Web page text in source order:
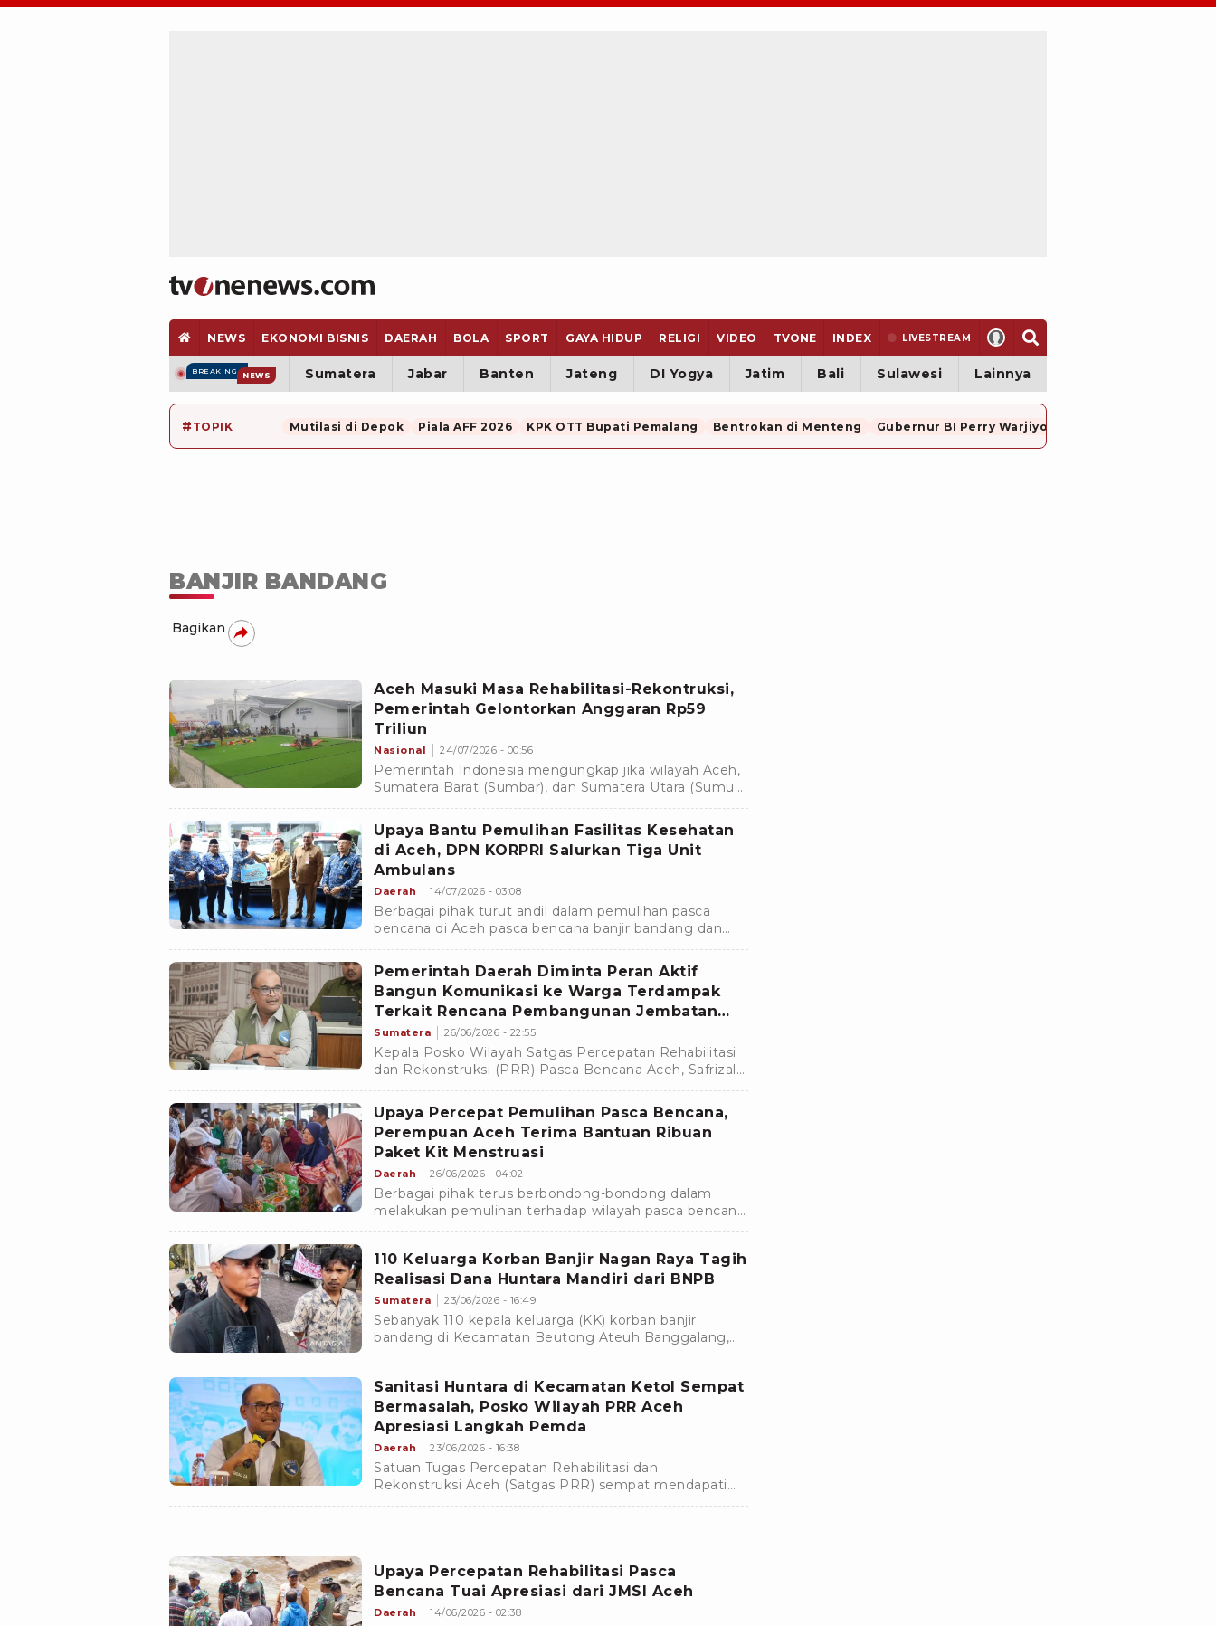
NEWS EKONOMI BISNIS DAERAH BOLA SPORT GAYA HIDUP RELIGI VIDEO TVONE INDEX LIVESTREAM
BREAKING NEWS Sumatera Jabar Banten Jateng DI Yogya Jatim Bali Sulawesi Lainnya
# TOPIK Mutilasi di Depok Piala AFF 2026 KPK OTT Bupati Pemalang Bentrokan di Menteng Gubernur BI Perry Warjiyo Mundur
BANJIR BANDANG
Bagikan
Aceh Masuki Masa Rehabilitasi-Rekontruksi,
Pemerintah Gelontorkan Anggaran Rp59
Triliun
Nasional 24/07/2026 - 00:56
Pemerintah Indonesia mengungkap jika wilayah Aceh,
Sumatera Barat (Sumbar), dan Sumatera Utara (Sumut)
akan memasuki masa masa rehabilitasi-rekonstruksi
atau post disaster pasca diterjang bencana banjir
bandang dan tanah longsor 2025 silam.
Upaya Bantu Pemulihan Fasilitas Kesehatan
di Aceh, DPN KORPRI Salurkan Tiga Unit
Ambulans
Daerah 14/07/2026 - 03:08
Berbagai pihak turut andil dalam pemulihan pasca
bencana di Aceh pasca bencana banjir bandang dan
tanah longsor.
Pemerintah Daerah Diminta Peran Aktif
Bangun Komunikasi ke Warga Terdampak
Terkait Rencana Pembangunan Jembatan
Enang-Enang Aceh
Sumatera 26/06/2026 - 22:55
Kepala Posko Wilayah Satgas Percepatan Rehabilitasi
dan Rekonstruksi (PRR) Pasca Bencana Aceh, Safrizal
ZA mengatakan jika pemerintah telah memiliki rencana
pembangunan permanen akses Jembatan Enang-
Enang, Kabupaten Bener Meriah di pada 2027.
Upaya Percepat Pemulihan Pasca Bencana,
Perempuan Aceh Terima Bantuan Ribuan
Paket Kit Menstruasi
Daerah 26/06/2026 - 04:02
Berbagai pihak terus berbondong-bondong dalam
melakukan pemulihan terhadap wilayah pasca bencana
banjir bandang dan tanah longsor diantaranya yang
110 Keluarga Korban Banjir Nagan Raya Tagih
Realisasi Dana Huntara Mandiri dari BNPB
Sumatera 23/06/2026 - 16:49
Sebanyak 110 kepala keluarga (KK) korban banjir
bandang di Kecamatan Beutong Ateuh Banggalang,
sementara (huntara) mandiri yang sebelumnya telah
mereka bangun secara swadaya pascabencana.
Sanitasi Huntara di Kecamatan Ketol Sempat
Bermasalah, Posko Wilayah PRR Aceh
Apresiasi Langkah Pemda
Daerah 23/06/2026 - 16:38
Satuan Tugas Percepatan Rehabilitasi dan
Rekonstruksi Aceh (Satgas PRR) sempat mendapati
kondisi fasilitas septictank MCK komunal di Huntara
Upaya Percepatan Rehabilitasi Pasca
Bencana Tuai Apresiasi dari JMSI Aceh
Daerah 14/06/2026 - 02:38